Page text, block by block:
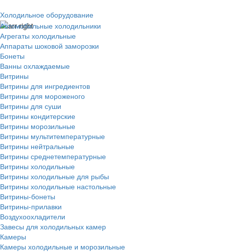
Холодильное оборудование
Автомобильные холодильники
Агрегаты холодильные
Аппараты шоковой заморозки
Бонеты
Ванны охлаждаемые
Витрины
Витрины для ингредиентов
Витрины для мороженого
Витрины для суши
Витрины кондитерские
Витрины морозильные
Витрины мультитемпературные
Витрины нейтральные
Витрины среднетемпературные
Витрины холодильные
Витрины холодильные для рыбы
Витрины холодильные настольные
Витрины-бонеты
Витрины-прилавки
Воздухоохладители
Завесы для холодильных камер
Камеры
Камеры холодильные и морозильные